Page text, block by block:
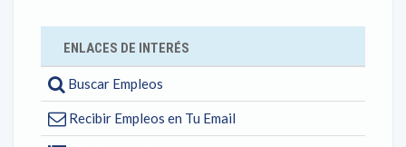
ENLACES DE INTERÉS
Buscar Empleos
Recibir Empleos en Tu Email